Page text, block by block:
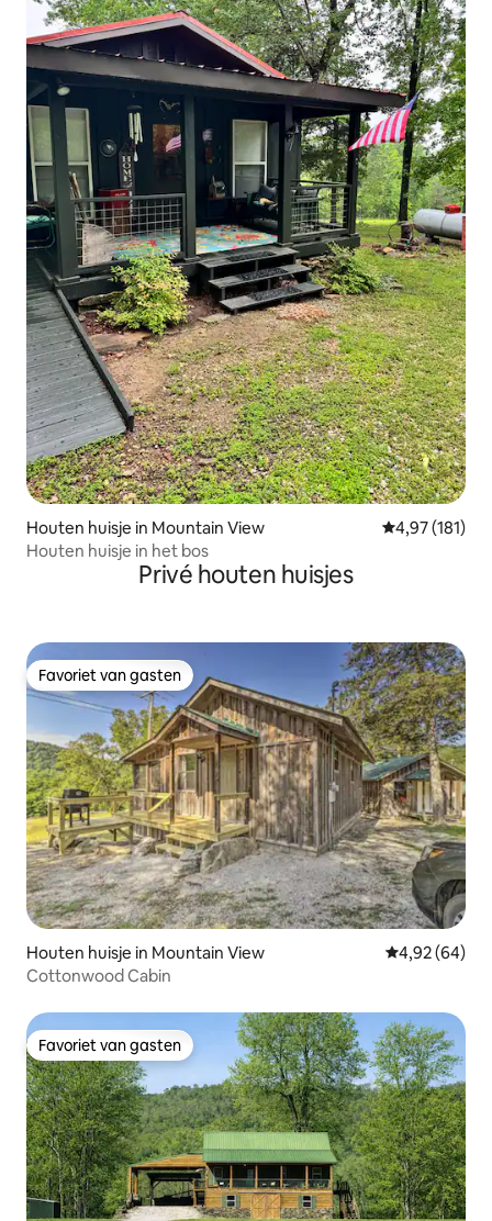
Houten huisje in Mountain View Gemiddelde
4,97 (181)
Houten huisje in het bos
Privé houten huisjes
Favoriet van gasten
Favoriet van gasten
Houten huisje in Mountain View Gemiddelde
4,92 (64)
Cottonwood Cabin
Favoriet van gasten
Favoriet van gasten